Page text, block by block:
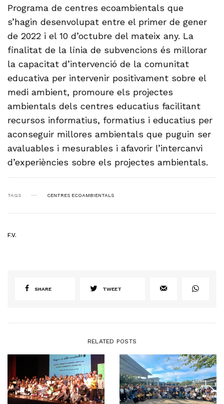
Programa de centres ecoambientals que
s’hagin desenvolupat entre el primer de gener
de 2022 i el 10 d’octubre del mateix any. La
finalitat de la línia de subvencions és millorar
la capacitat d’intervenció de la comunitat
educativa per intervenir positivament sobre el
medi ambient, promoure els projectes
ambientals dels centres educatius facilitant
recursos informatius, formatius i educatius per
aconseguir millores ambientals que puguin ser
avaluables i mesurables i afavorir l’intercanvi
d’experiències sobre els projectes ambientals.
TAGS CENTRES ECOAMBIENTALS
F.V.
SHARE TWEET
RELATED POSTS